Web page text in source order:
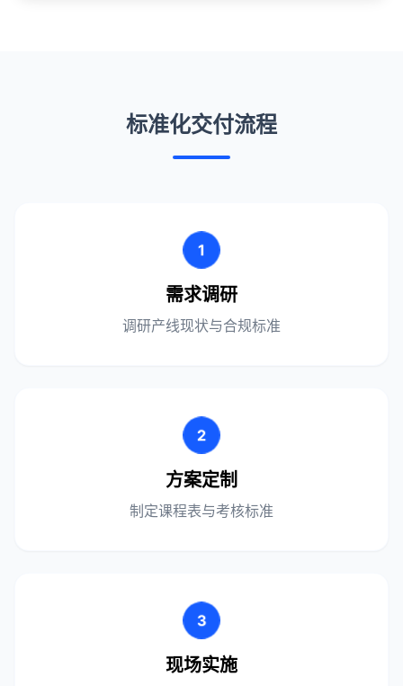
标准化交付流程
1
需求调研
调研产线现状与合规标准
2
方案定制
制定课程表与考核标准
3
现场实施